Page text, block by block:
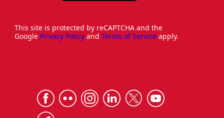
This site is protected by reCAPTCHA and the
Google Privacy Policy and Terms of Service apply.